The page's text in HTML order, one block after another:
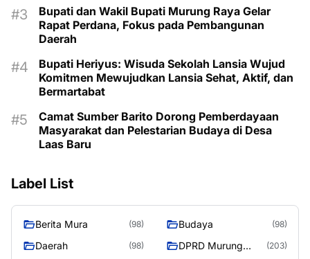
Bupati dan Wakil Bupati Murung Raya Gelar
Rapat Perdana, Fokus pada Pembangunan
Daerah
Bupati Heriyus: Wisuda Sekolah Lansia Wujud
Komitmen Mewujudkan Lansia Sehat, Aktif, dan
Bermartabat
Camat Sumber Barito Dorong Pemberdayaan
Masyarakat dan Pelestarian Budaya di Desa
Laas Baru
Label List
Berita Mura (98) Budaya (98)
Daerah (98)
DPRD Murung
(203)